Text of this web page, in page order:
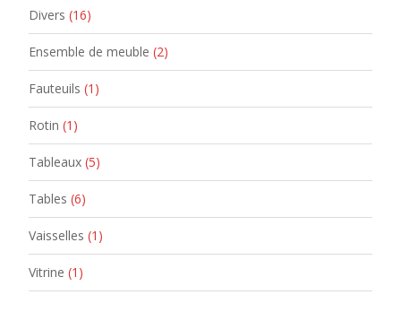
Divers (16)
Ensemble de meuble (2)
Fauteuils (1)
Rotin (1)
Tableaux (5)
Tables (6)
Vaisselles (1)
Vitrine (1)